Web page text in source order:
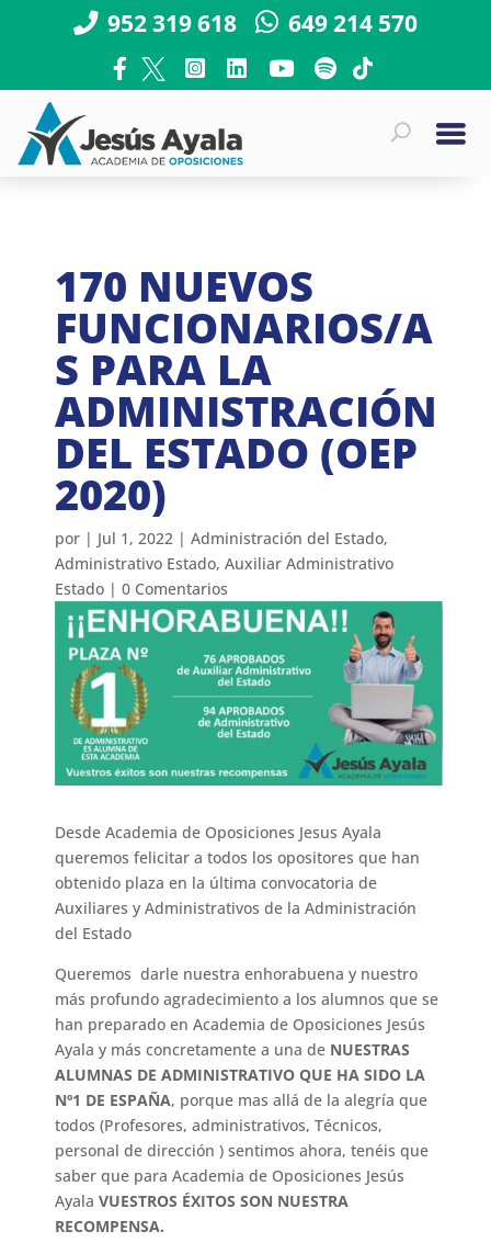
952 319 618 649 214 570
170 NUEVOS
FUNCIONARIOS/A
S PARA LA
ADMINISTRACIÓN
DEL ESTADO (OEP
2020)
por | Jul 1, 2022 |Administración del Estado,
Administrativo Estado,Auxiliar Administrativo
Estado |0 Comentarios
Desde Academia de Oposiciones Jesus Ayala
queremos felicitar a todos los opositores que han
obtenido plaza en la última convocatoria de
Auxiliares y Administrativos de la Administración
del Estado
Queremos darle nuestra enhorabuena y nuestro
más profundo agradecimiento a los alumnos que se
han preparado en Academia de Oposiciones Jesús
Ayala y más concretamente a una de NUESTRAS
ALUMNAS DE ADMINISTRATIVO QUE HA SIDO LA
Nº1 DE ESPAÑA, porque mas allá de la alegría que
todos (Profesores, administrativos, Técnicos,
personal de dirección ) sentimos ahora, tenéis que
saber que para Academia de Oposiciones Jesús
AyalaVUESTROS ÉXITOS SON NUESTRA
RECOMPENSA.